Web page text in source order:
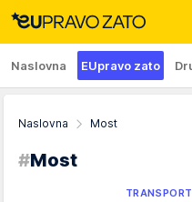
Naslovna EUpravo zato
Naslovna Most
#Most
TRANSPORT